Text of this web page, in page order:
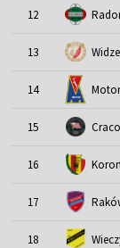
12
13
14
15
16
17
18